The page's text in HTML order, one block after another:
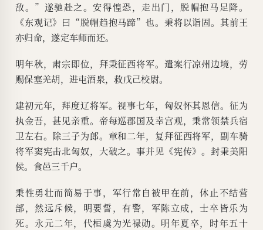
敌。”遂驰赴之。安得惶恐，走出门，脱帽抱马足降。
《东观记》曰“脱帽趋抱马蹄”也。秉将以诣固。其前王
亦归命，遂定车师而还。
明年秋，肃宗即位，拜秉征西将军。遣案行凉州边境，劳
赐保塞羌胡，进屯酒泉，救戊己校尉。
建初元年，拜度辽将军。视事七年，匈奴怀其恩信。征为
执金吾，甚见亲重。帝每巡郡国及幸宫观，秉常领禁兵宿
卫左右。除三子为郎。章和二年，复拜征西将军，副车骑
将军窦宪击北匈奴，大破之。事并见《宪传》。封秉美阳
侯。食邑三千户。
秉性勇壮而简易于事，军行常自被甲在前，休止不结营
部，然远斥候，明要誓，有警，军陈立成，士卒皆乐为
死。永元二年，代桓虞为光禄勋。明年夏卒，时年五十